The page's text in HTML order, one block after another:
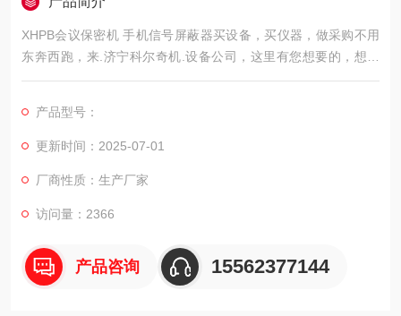
XHPB会议保密机 手机信号屏蔽器买设备，买仪器，做采购不用
东奔西跑，来.济宁科尔奇机.设备公司，这里有您想要的，想看
的，满意的产品，.。
1、有效分段，只干扰下行，不对其他.子设备及基站造成干扰；
2、进口芯片，质量和稳定性；
命；
4、缓启动.路设计，可避免机械开关打火现象；
产品型号：
更新时间：2025-07-01
厂商性质：生产厂家
访问量：2366
产品咨询 15562377144